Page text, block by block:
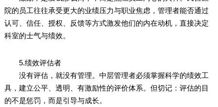
院的员工往往承受更大的业绩压力与职业焦虑，管理者能否通过
认可、信任、授权、反馈等方式激发他们的内在动机，直接决定
科室的士气与绩效。
5.绩效评估者
没有评估，就没有管理。中层管理者必须掌握科学的绩效工
具，建立公平、透明、有激励性的评价体系。但切记：评估的目
的不是惩罚，而是引导与成长。